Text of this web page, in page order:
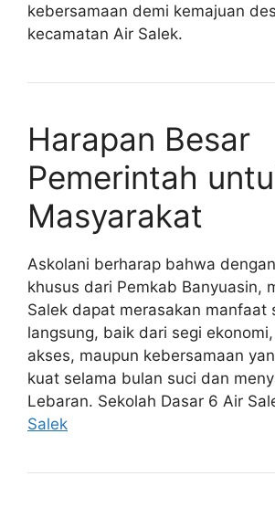
kebersamaan demi kemajuan
kecamatan Air Salek.
Harapan Besar
Pemerintah
Masyarakat
Askolani berharap bahwa
khusus dari Pemkab Banyuasin,
Salek dapat merasakan manfaat
langsung, baik dari segi
akses, maupun kebersamaan
kuat selama bulan suci dan
Lebaran. Sekolah Dasar 6 Air
Salek